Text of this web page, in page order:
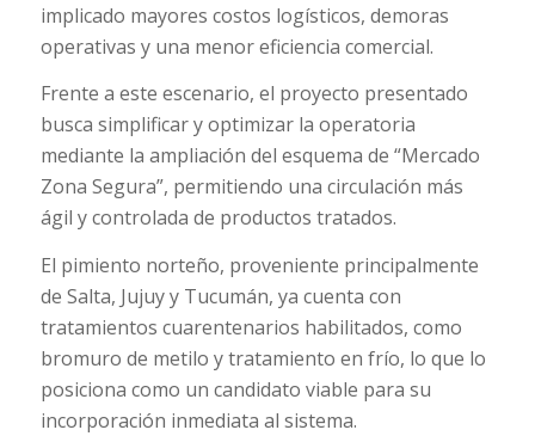
implicado mayores costos logísticos, demoras
operativas y una menor eficiencia comercial.
Frente a este escenario, el proyecto presentado
busca simplificar y optimizar la operatoria
mediante la ampliación del esquema de “Mercado
Zona Segura”, permitiendo una circulación más
ágil y controlada de productos tratados.
El pimiento norteño, proveniente principalmente
de Salta, Jujuy y Tucumán, ya cuenta con
tratamientos cuarentenarios habilitados, como
bromuro de metilo y tratamiento en frío, lo que lo
posiciona como un candidato viable para su
incorporación inmediata al sistema.